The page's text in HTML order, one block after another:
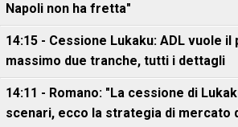
Napoli non ha fretta"
14:15 - Cessione Lukaku: ADL vuole il
massimo due tranche, tutti i dettagli
14:11 - Romano: "La cessione di
scenari, ecco la strategia di mercato